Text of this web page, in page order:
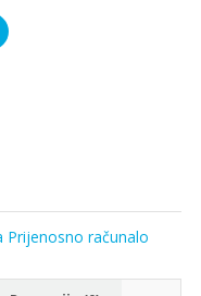
Prijenosno računalo